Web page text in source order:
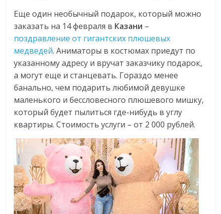
Еще один необычный подарок, который можно
заказать на 14 февраля в Казани –
поздравление от гигантских плюшевых
медведей. Аниматоры в костюмах приедут по
указанному адресу и вручат заказчику подарок,
а могут еще и станцевать. Гораздо менее
банально, чем подарить любимой девушке
маленького и бессловесного плюшевого мишку,
который будет пылиться где-нибудь в углу
квартиры. Стоимость услуги – от 2 000 рублей.